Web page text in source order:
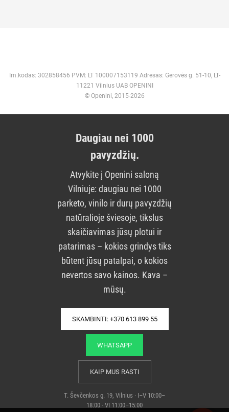
Im.kodas: 302858456 PVM: LT 100007153119 Adresas: Gerovės g. 51-10, LT-
11221 Vilnius UAB OPENINI
© Openini, 2015-2026
Daugiau nei 1000
pavyzdžių.
Atvykite į Openini saloną
Vilniuje: daugiau nei 1000
parketo, vinilo ir durų pavyzdžių
natūralioje šviesoje, tikslus
skaičiavimas jūsų plotui ir
patarimas – kokios grindys tiks
būtent jūsų patalpai, o kokios
nevertos savo kainos. Kava –
mūsų.
SKAMBINTI: +370 613 899 55
WHATSAPP
KAIP MUS RASTI
T. Ševčenkos g. 19, Vilnius · I–V 10:00–
18:00 · VI 11:00–15:00